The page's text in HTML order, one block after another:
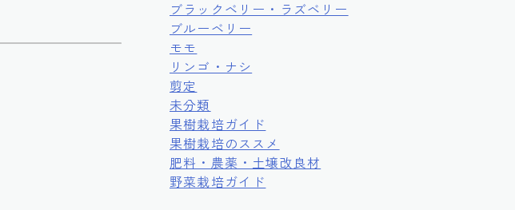
ブラックベリー・ラズベリー
ブルーベリー
モモ
リンゴ・ナシ
剪定
未分類
果樹栽培ガイド
果樹栽培のススメ
肥料・農薬・土壌改良材
野菜栽培ガイド